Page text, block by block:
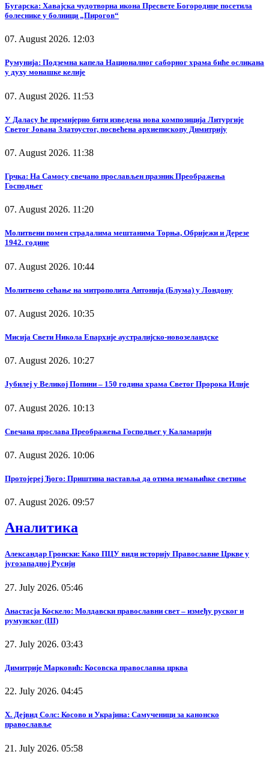
Бугарска: Хавајска чудотворна икона Пресвете Богородице посетила
болеснике у болници „Пирогов“
07. August 2026. 12:03
Румунија: Подземна капела Националног саборног храма биће осликана
у духу монашке келије
07. August 2026. 11:53
У Даласу ће премијерно бити изведена нова композиција Литургије
Светог Јована Златоустог, посвећена архиепископу Димитрију
07. August 2026. 11:38
Грчка: На Самосу свечано прослављен празник Преображења
Господњег
07. August 2026. 11:20
Молитвени помен страдалима мештанима Торња, Обријежи и Дерезе
1942. године
07. August 2026. 10:44
Молитвено сећање на митрополита Антонија (Блума) у Лондону
07. August 2026. 10:35
Мисија Свети Никола Епархије аустралијско-новозеландске
07. August 2026. 10:27
Јубилеј у Великој Попини – 150 година храма Светог Пророка Илије
07. August 2026. 10:13
Свечана прослава Преображења Господњег у Каламарији
07. August 2026. 10:06
Протојереј Ђого: Приштина наставља да отима немањићке светиње
07. August 2026. 09:57
Аналитика
Александар Гронски: Како ПЦУ види историју Православне Цркве у
југозападној Русији
27. July 2026. 05:46
Анастасја Коскело: Молдавски православни свет – између руског и
румунског (III)
27. July 2026. 03:43
Димитрије Марковић: Косовска православна црква
22. July 2026. 04:45
Х. Дејвид Солс: Косово и Украјина: Самученици за канонско
православље
21. July 2026. 05:58